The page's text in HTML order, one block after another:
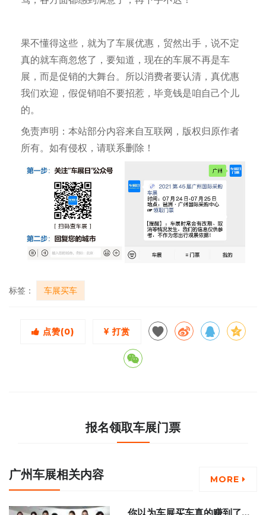
果不懂得这些，就为了车展优惠，贸然出手，说不定
真的就车商忽悠了，要知道，现在的车展不再是车
展，而是促销的大舞台。所以消费者要认清，真优惠
我们欢迎，假促销咱不要招惹，毕竟钱是咱自己个儿
的。
免责声明：本站部分内容来自互联网，版权归原作者
所有。如有侵权，请联系删除！
标签： 车展买车
点赞(0) 打赏
报名领取车展门票
广州车展相关内容 MORE